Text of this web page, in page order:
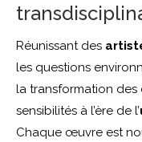
Réunissant des
les questions
la transformation des
sensibilités à l’ère de l’
Chaque œuvre est